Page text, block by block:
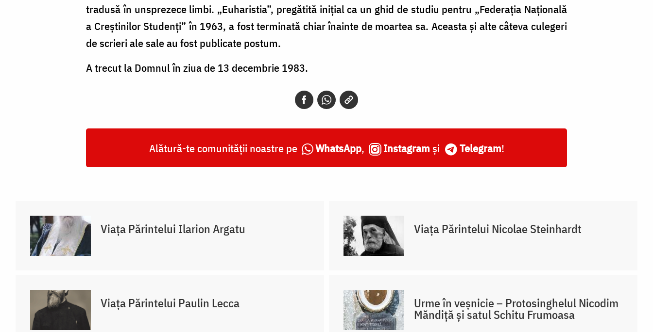
tradusă în unsprezece limbi. „Euharistia”, pregătită iniţial ca un ghid de studiu pentru „Federaţia Naţională
a Creştinilor Studenţi” în 1963, a fost terminată chiar înainte de moartea sa. Aceasta şi alte câteva culegeri
de scrieri ale sale au fost publicate postum.
A trecut la Domnul în ziua de 13 decembrie 1983.
Alătură-te comunității noastre pe WhatsApp, Instagram și Telegram!
Viața Părintelui Ilarion Argatu Viața Părintelui Nicolae Steinhardt
Viața Părintelui Paulin Lecca Urme în veșnicie – Protosinghelul Nicodim
Măndiță și satul Schitu Frumoasa